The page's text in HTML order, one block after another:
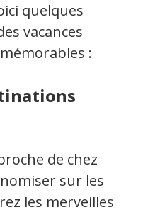
quelques
vacances
:
de chez
sur les
les merveilles